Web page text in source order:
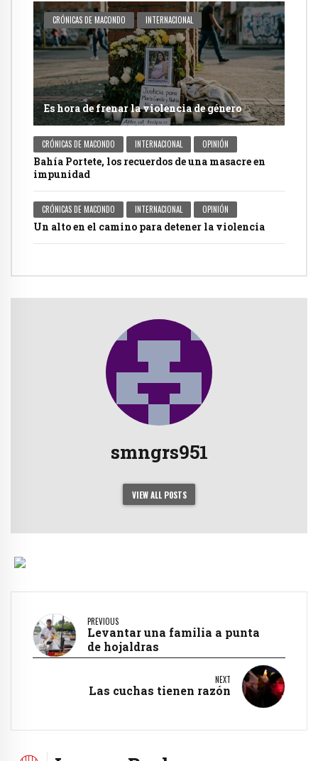
CRÓNICAS DE MACONDO INTERNACIONAL
Es hora de frenar la violencia de género
CRÓNICAS DE MACONDO INTERNACIONAL OPINIÓN
Bahía Portete, los recuerdos de una masacre en
impunidad
CRÓNICAS DE MACONDO INTERNACIONAL OPINIÓN
Un alto en el camino para detener la violencia
smngrs951
VIEW ALL POSTS
PREVIOUS
Levantar una familia a punta
de hojaldras
NEXT
Las cuchas tienen razón